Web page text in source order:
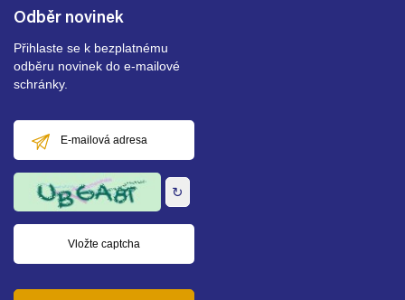
Odběr novinek
Přihlaste se k bezplatnému
odběru novinek do e-mailové
schránky.
mailová
adresa
↻